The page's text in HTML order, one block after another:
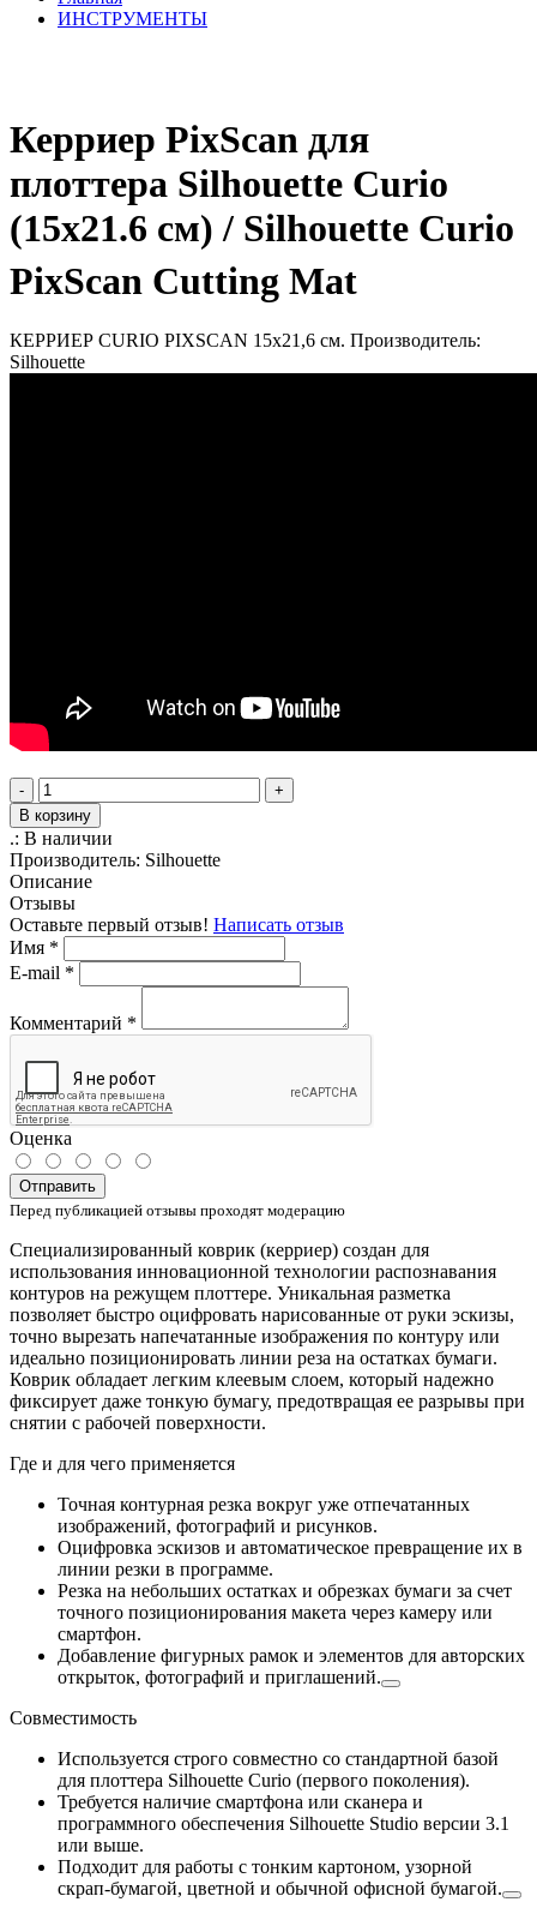
ИНСТРУМЕНТЫ
Керриер PixScan для
плоттера Silhouette Curio
(15x21.6 см) / Silhouette Curio
PixScan Cutting Mat
КЕРРИЕР CURIO PIXSCAN 15x21,6 см. Производитель:
Silhouette
-
+
В корзину
.: В наличии
Производитель: Silhouette
Описание
Отзывы
Оставьте первый отзыв! Написать отзыв
Имя *
E-mail *
Комментарий *
Оценка
Отправить
Перед публикацией отзывы проходят модерацию
Специализированный коврик (керриер) создан для
использования инновационной технологии распознавания
контуров на режущем плоттере. Уникальная разметка
позволяет быстро оцифровать нарисованные от руки эскизы,
точно вырезать напечатанные изображения по контуру или
идеально позиционировать линии реза на остатках бумаги.
Коврик обладает легким клеевым слоем, который надежно
фиксирует даже тонкую бумагу, предотвращая ее разрывы при
снятии с рабочей поверхности.
Где и для чего применяется
Точная контурная резка вокруг уже отпечатанных
изображений, фотографий и рисунков.
Оцифровка эскизов и автоматическое превращение их в
линии резки в программе.
Резка на небольших остатках и обрезках бумаги за счет
точного позиционирования макета через камеру или
смартфон.
Добавление фигурных рамок и элементов для авторских
открыток, фотографий и приглашений.
Совместимость
Используется строго совместно со стандартной базой
для плоттера Silhouette Curio (первого поколения).
Требуется наличие смартфона или сканера и
программного обеспечения Silhouette Studio версии 3.1
или выше.
Подходит для работы с тонким картоном, узорной
скрап-бумагой, цветной и обычной офисной бумагой.